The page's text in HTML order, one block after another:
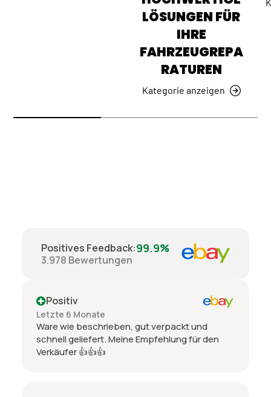
LÖSUNGEN FÜR
IHRE
FAHRZEUGREPA
RATUREN
Kategorie anzeigen
Positives Feedback:99.9%
3.978 Bewertungen
Positiv
Letzte 6 Monate
Ware wie beschrieben, gut verpackt und
schnell geliefert. Meine Empfehlung für den
Verkäufer 👍👍👍